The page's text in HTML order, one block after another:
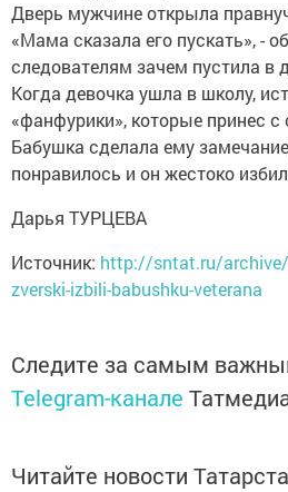
Дверь мужчине открыла
«Мама сказала его пускать», -
следователям зачем пустила в
Когда девочка ушла в школу,
«фанфурики», которые принес с
Бабушка сделала ему
понравилось и он жестоко
Дарья ТУРЦЕВА
Источник: http://sntat.ru/
zverski-izbili-babushku-veterana
Следите за самым
Telegram-канале
Читайте новости